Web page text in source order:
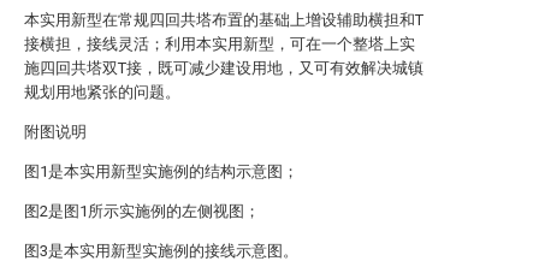
本实用新型在常规四回共塔布置的基础上增设辅助横担和T
接横担，接线灵活；利用本实用新型，可在一个整塔上实
施四回共塔双T接，既可减少建设用地，又可有效解决城镇
规划用地紧张的问题。
附图说明
图1是本实用新型实施例的结构示意图；
图2是图1所示实施例的左侧视图；
图3是本实用新型实施例的接线示意图。